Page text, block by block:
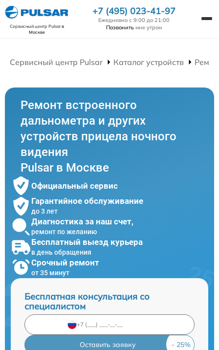
Сервисный центр Pulsarв
Москве
+7 (495) 023-41-97
Ежедневно с 9:00 до 21:00
Позвонить мне утром
Сервисный центр Pulsar Каталог устройств
Ремонт встроенного
дальнометра и других
устройств прицела ночного
видения
Pulsar в Москве
Официальный сервис
Гарантийное обслуживание
до 3 лет
Диагностика за наш счет,
ремонт по желанию
Бесплатный выезд курьера
в день обращения
Срочный ремонт
от 35 минут
Бесплатная консультация со
специалистом
Оставить заявку